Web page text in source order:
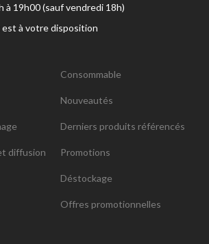
à 19h00 (sauf vendredi 18h)
à votre disposition
diffusion
Consommable
Nouveautés
Derniers produits référencés
Promotions
Déstockage
Offres promotionnelles